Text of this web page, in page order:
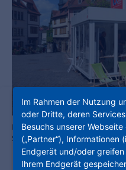
Das Team der ProjektStadt
Städtebauförderung in Gotha.
Im Rahmen der Nutzung
oder Dritte, deren
Besuchs unserer
(„Partner“), Informationen
Endgerät und/oder
Ihrem Endgerät